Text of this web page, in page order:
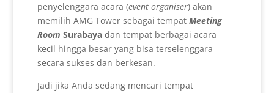
penyelenggara acara (event organiser) akan
memilih AMG Tower sebagai tempat Meeting
Room Surabayadan tempat berbagai acara
kecil hingga besar yang bisa terselenggara
secara sukses dan berkesan.
Jadi jika Anda sedang mencari tempat